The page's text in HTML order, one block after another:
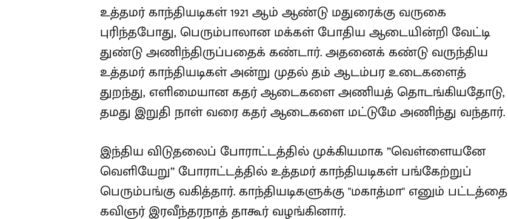
உத்தமர் காந்தியடிகள் 1921 ஆம் ஆண்டு மதுரைக்கு வருகை
புரிந்தபோது, பெரும்பாலான மக்கள் போதிய ஆடையின்றி வேட்டி
துண்டு அணிந்திருப்பதைக் கண்டார். அதனைக் கண்டு வருந்திய
உத்தமர் காந்தியடிகள் அன்று முதல் தம் ஆடம்பர உடைகளைத்
துறந்து, எளிமையான கதர் ஆடைகளை அணியத் தொடங்கியதோடு,
தமது இறுதி நாள் வரை கதர் ஆடைகளை மட்டுமே அணிந்து வந்தார்.
இந்திய விடுதலைப் போராட்டத்தில் முக்கியமாக ”வெள்ளையனே
வெளியேறு” போராட்டத்தில் உத்தமர் காந்தியடிகள் பங்கேற்றுப்
பெரும்பங்கு வகித்தார். காந்தியடிகளுக்கு "மகாத்மா" எனும் பட்டத்தை
கவிஞர் இரவீந்தரநாத் தாகூர் வழங்கினார்.